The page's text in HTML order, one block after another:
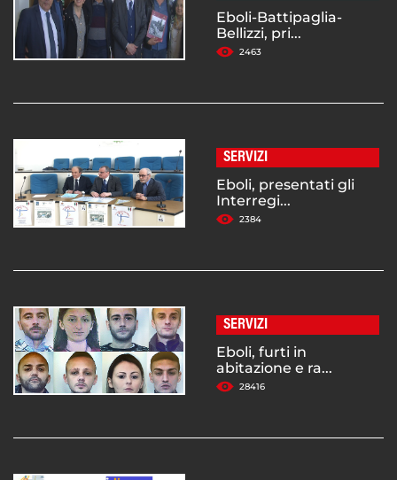
Eboli-Battipaglia-
Bellizzi, pri...
2463
SERVIZI
Eboli, presentati gli
Interregi...
2384
SERVIZI
Eboli, furti in
abitazione e ra...
28416